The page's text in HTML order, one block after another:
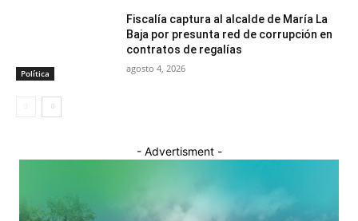
Política
Fiscalía captura al alcalde de María La
Baja por presunta red de corrupción en
contratos de regalías
agosto 4, 2026
- Advertisment -